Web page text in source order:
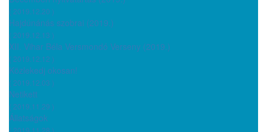
( 2019.12.20 )
Hajdúnánás szobrai (2019.)
( 2019.12.13 )
XII. Vihar Béla Versmondó Verseny (2019.)
( 2019.12.12 )
Közlekedj okosan!
( 2019.12.03 )
Netikett
( 2019.11.29 )
Állatságok
( 2019.11.28 )